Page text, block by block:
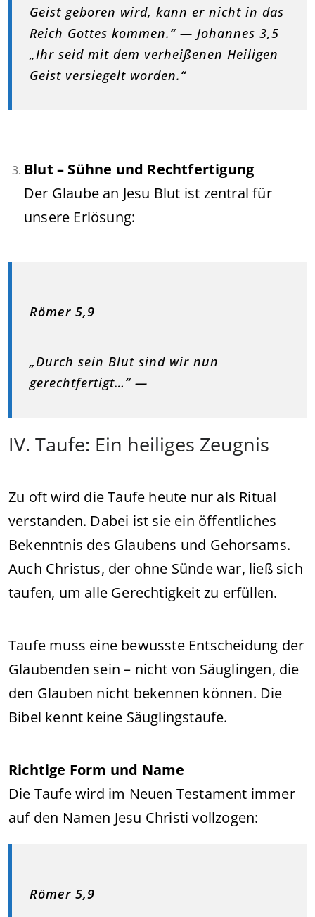
Geist geboren wird, kann er nicht in das
Reich Gottes kommen.“ — Johannes 3,5
„Ihr seid mit dem verheißenen Heiligen
Geist versiegelt worden.“
Blut – Sühne und Rechtfertigung
Der Glaube an Jesu Blut ist zentral für
unsere Erlösung:
Römer 5,9
„Durch sein Blut sind wir nun
gerechtfertigt…“ —
IV. Taufe: Ein heiliges Zeugnis
Zu oft wird die Taufe heute nur als Ritual
verstanden. Dabei ist sie ein öffentliches
Bekenntnis des Glaubens und Gehorsams.
Auch Christus, der ohne Sünde war, ließ sich
taufen, um alle Gerechtigkeit zu erfüllen.
Taufe muss eine bewusste Entscheidung der
Glaubenden sein – nicht von Säuglingen, die
den Glauben nicht bekennen können. Die
Bibel kennt keine Säuglingstaufe.
Richtige Form und Name
Die Taufe wird im Neuen Testament immer
auf den Namen Jesu Christi vollzogen:
Römer 5,9